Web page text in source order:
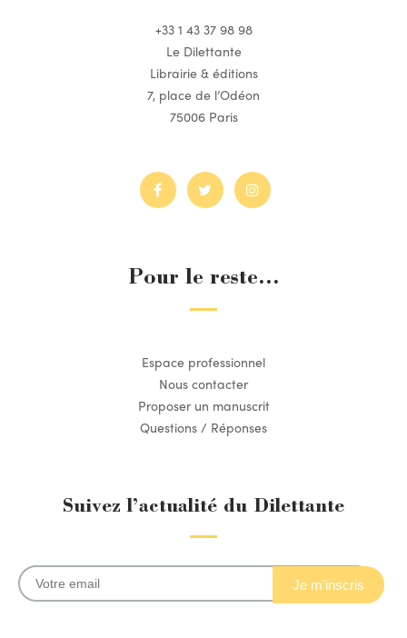
+33 1 43 37 98 98
Le Dilettante
Librairie & éditions
7, place de l’Odéon
75006 Paris
Pour le reste...
Espace professionnel
Nous contacter
Proposer un manuscrit
Questions / Réponses
Suivez l’actualité du Dilettante